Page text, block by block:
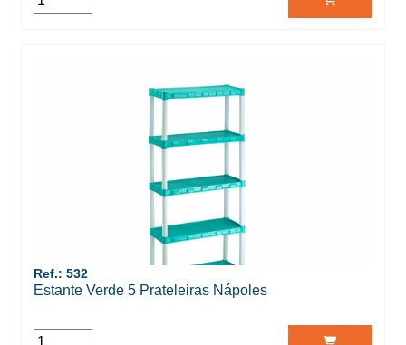
Ref.: 532
Estante Verde 5 Prateleiras Nápoles